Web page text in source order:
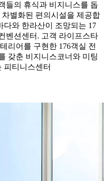
들의 휴식과 비지니스를 돕
별화된 편의시설을 제공합
다와 한라산이 조망되는 17
벤션센터. 고객 라이프스타
리어를 구현한 176객실 전
갖춘 비지니스코너와 미팅
피티니스센터